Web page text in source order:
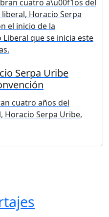
Serpa Uribe
cuatro años del
Horacio Serpa Uribe,